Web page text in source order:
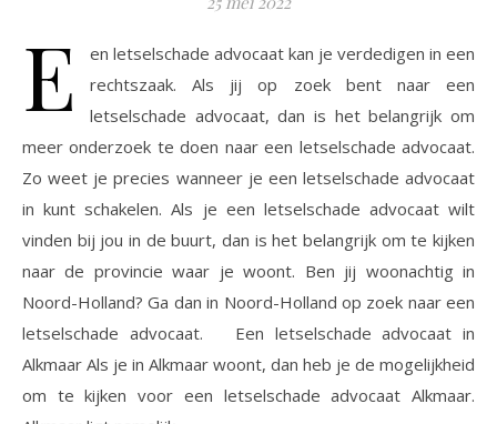
E
en letselschade advocaat kan je verdedigen in een
rechtszaak. Als jij op zoek bent naar een
letselschade advocaat, dan is het belangrijk om
meer onderzoek te doen naar een letselschade advocaat.
Zo weet je precies wanneer je een letselschade advocaat
in kunt schakelen. Als je een letselschade advocaat wilt
vinden bij jou in de buurt, dan is het belangrijk om te kijken
naar de provincie waar je woont. Ben jij woonachtig in
Noord-Holland? Ga dan in Noord-Holland op zoek naar een
letselschade advocaat. Een letselschade advocaat in
Alkmaar Als je in Alkmaar woont, dan heb je de mogelijkheid
om te kijken voor een letselschade advocaat Alkmaar.